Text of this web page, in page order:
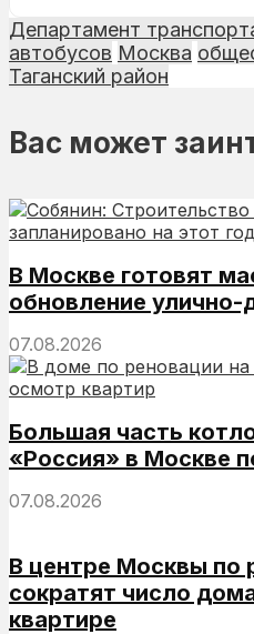
Департамент
автобусов Москва
Таганский район
Вас может
В Москве готовят
обновление
07.08.2026
Большая часть
«Россия» в Москве
07.08.2026
В центре Москвы по
сократят число
квартире